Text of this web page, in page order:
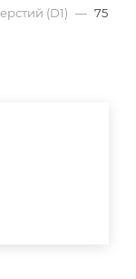
(D1) — 75